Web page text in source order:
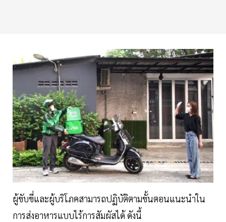
ผู้ขับขี่และผู้บริโภคสามารถปฏิบัติตามขั้นตอนแนะนำใน
การส่งอาหารแบบไร้การสัมผัสได้ ดังนี้